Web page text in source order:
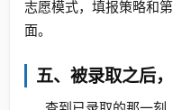
志愿模式，填报策略和
面。
五、被录取之后